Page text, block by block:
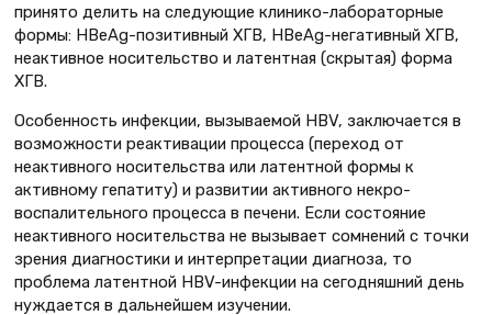
принято делить на следующие клинико-лабораторные
формы: HBeAg-позитивный ХГВ, HBeAg-негативный ХГВ,
неактивное носительство и латентная (скрытая) форма
ХГВ.
Особенность инфекции, вызываемой НВV, заключается в
возможности реактивации процесса (переход от
неактивного носительства или латентной формы к
активному гепатиту) и развитии активного некро-
воспалительного процесса в печени. Если состояние
неактивного носительства не вызывает сомнений с точки
зрения диагностики и интерпретации диагноза, то
проблема латентной HBV-инфекции на сегодняшний день
нуждается в дальнейшем изучении.